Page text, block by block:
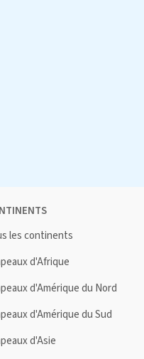
les continents
d'Afrique
d'Amérique du Nord
d'Amérique du Sud
d'Asie